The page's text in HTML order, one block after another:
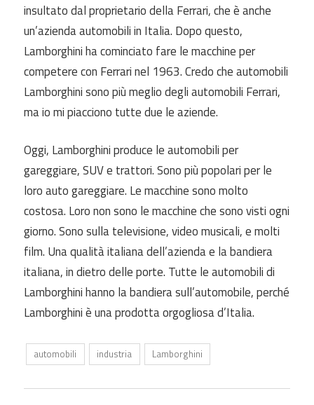
insultato dal proprietario della Ferrari, che è anche
un’azienda automobili in Italia. Dopo questo,
Lamborghini ha cominciato fare le macchine per
competere con Ferrari nel 1963. Credo che automobili
Lamborghini sono più meglio degli automobili Ferrari,
ma io mi piacciono tutte due le aziende.
Oggi, Lamborghini produce le automobili per
gareggiare, SUV e trattori. Sono più popolari per le
loro auto gareggiare. Le macchine sono molto
costosa. Loro non sono le macchine che sono visti ogni
giorno. Sono sulla televisione, video musicali, e molti
film. Una qualità italiana dell’azienda e la bandiera
italiana, in dietro delle porte. Tutte le automobili di
Lamborghini hanno la bandiera sull’automobile, perché
Lamborghini è una prodotta orgogliosa d’Italia.
automobili industria Lamborghini